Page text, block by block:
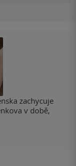
zachycuje
v době,